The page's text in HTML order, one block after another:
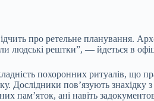
про ретельне планування.
людські рештки”, — йдеться в
похоронних ритуалів, що
Дослідники пов’язують
пам’яток, ані навіть